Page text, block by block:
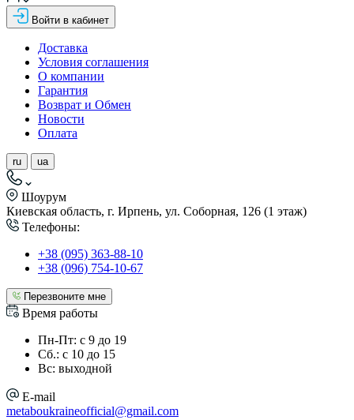
Войти в кабинет
Доставка
Условия соглашения
О компании
Гарантия
Возврат и Обмен
Новости
Оплата
ru ua
Шоурум
Киевская область, г. Ирпень, ул. Соборная, 126 (1 этаж)
Телефоны:
+38 (095) 363-88-10
+38 (096) 754-10-67
Перезвоните мне
Время работы
Пн-Пт: с 9 до 19
Сб.: с 10 до 15
Вс: выходной
E-mail
metaboukraineofficial@gmail.com